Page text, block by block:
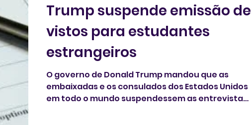
Trump suspende emissão de
vistos para estudantes
estrangeiros
O governo de Donald Trump mandou que as
embaixadas e os consulados dos Estados Unidos
em todo o mundo suspendessem as entrevistas